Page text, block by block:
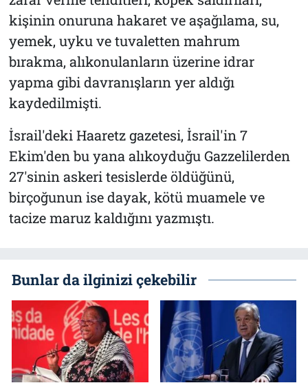
kişinin onuruna hakaret ve aşağılama, su,
yemek, uyku ve tuvaletten mahrum
bırakma, alıkonulanların üzerine idrar
yapma gibi davranışların yer aldığı
kaydedilmişti.
İsrail'deki Haaretz gazetesi, İsrail'in 7
Ekim'den bu yana alıkoyduğu Gazzelilerden
27'sinin askeri tesislerde öldüğünü,
birçoğunun ise dayak, kötü muamele ve
tacize maruz kaldığını yazmıştı.
Bunlar da ilginizi çekebilir